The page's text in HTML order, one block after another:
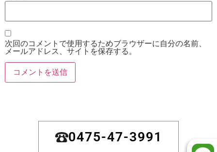
次回のコメントで使用するためブラウザーに自分の名前、
メールアドレス、サイトを保存する。
0475-47-3991